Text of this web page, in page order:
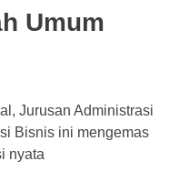
Umum
Jurusan Administrasi
Bisnis ini mengemas
nyata